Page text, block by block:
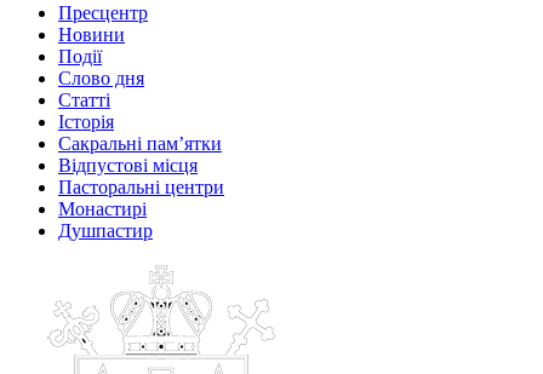
Пресцентр
Новини
Події
Слово дня
Статті
Історія
Сакральні пам’ятки
Відпустові місця
Пасторальні центри
Монастирі
Душпастир